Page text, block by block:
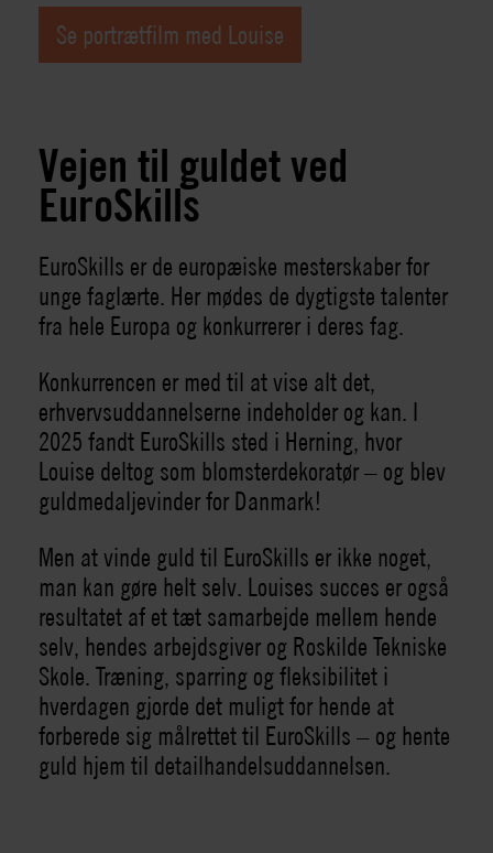
Se portrætfilm med Louise
Vejen til guldet ved
EuroSkills
EuroSkills er de europæiske mesterskaber for
unge faglærte. Her mødes de dygtigste talenter
fra hele Europa og konkurrerer i deres fag.
Konkurrencen er med til at vise alt det,
erhvervsuddannelserne indeholder og kan. I
2025 fandt EuroSkills sted i Herning, hvor
Louise deltog som blomsterdekoratør – og blev
guldmedaljevinder for Danmark!
Men at vinde guld til EuroSkills er ikke noget,
man kan gøre helt selv. Louises succes er også
resultatet af et tæt samarbejde mellem hende
selv, hendes arbejdsgiver og Roskilde Tekniske
Skole. Træning, sparring og fleksibilitet i
hverdagen gjorde det muligt for hende at
forberede sig målrettet til EuroSkills – og hente
guld hjem til detailhandelsuddannelsen.